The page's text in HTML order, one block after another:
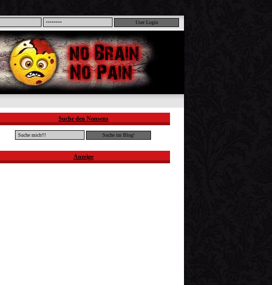
Suche den Nonsens
Anzeige